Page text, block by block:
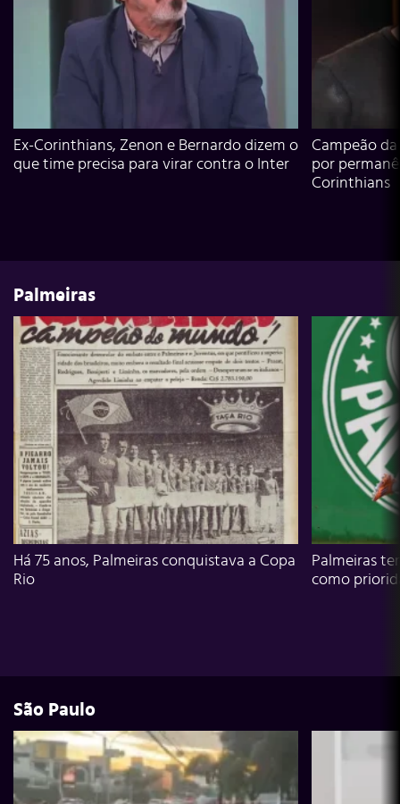
Ex-Corinthians, Zenon e Bernardo dizem o
que time precisa para virar contra o Inter
Campeão
por
Corinthians
Palmeiras
Há 75 anos, Palmeiras conquistava a Copa
Rio
Palmeiras
como
São Paulo